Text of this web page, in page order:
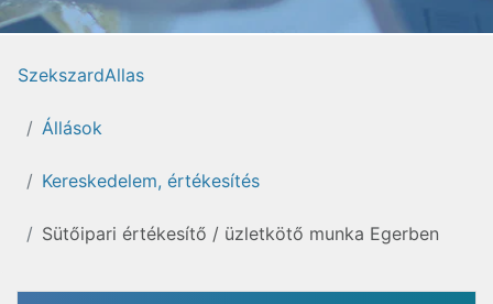
SzekszardAllas
Állások
Kereskedelem, értékesítés
Sütőipari értékesítő / üzletkötő munka Egerben